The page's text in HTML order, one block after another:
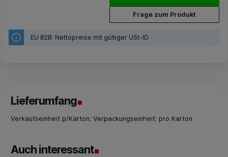
Frage zum Produkt
EU B2B: Nettopreise mit gültiger USt-ID
Lieferumfang
Verkaufseinheit p/Karton; Verpackungseinheit: pro Karton
Auch interessant